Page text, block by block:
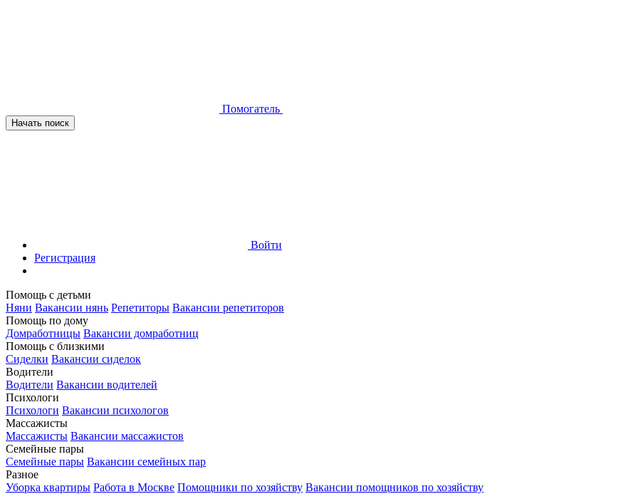
Помогатель
Начать поиск
Войти
Регистрация
Помощь с детьми
Няни Вакансии нянь Репетиторы Вакансии репетиторов
Помощь по дому
Домработницы Вакансии домработниц
Помощь с близкими
Сиделки Вакансии сиделок
Водители
Водители Вакансии водителей
Психологи
Психологи Вакансии психологов
Массажисты
Массажисты Вакансии массажистов
Семейные пары
Семейные пары Вакансии семейных пар
Разное
Уборка квартиры Работа в Москве Помощники по хозяйству Вакансии помощников по хозяйству